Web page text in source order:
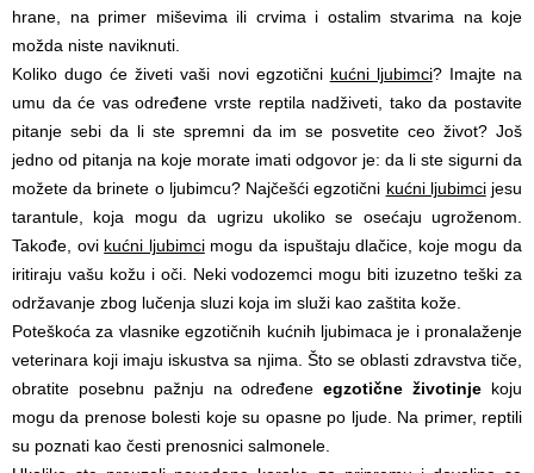
hrane, na primer miševima ili crvima i ostalim stvarima na koje
možda niste naviknuti.
Koliko dugo će živeti vaši novi egzotični kućni ljubimci? Imajte na
umu da će vas određene vrste reptila nadživeti, tako da postavite
pitanje sebi da li ste spremni da im se posvetite ceo život? Još
jedno od pitanja na koje morate imati odgovor je: da li ste sigurni da
možete da brinete o ljubimcu? Najčešći egzotični kućni ljubimcijesu
tarantule, koja mogu da ugrizu ukoliko se osećaju ugroženom.
Takođe, ovi kućni ljubimcimogu da ispuštaju dlačice, koje mogu da
iritiraju vašu kožu i oči. Neki vodozemci mogu biti izuzetno teški za
održavanje zbog lučenja sluzi koja im služi kao zaštita kože.
Poteškoća za vlasnike egzotičnih kućnih ljubimaca je i pronalaženje
veterinara koji imaju iskustva sa njima. Što se oblasti zdravstva tiče,
obratite posebnu pažnju na određeneegzotične životinje koju
mogu da prenose bolesti koje su opasne po ljude. Na primer, reptili
su poznati kao česti prenosnici salmonele.